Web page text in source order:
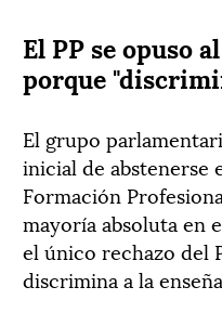
El PP se opuso
porque
El grupo
inicial de abstenerse
Formación
mayoría absoluta en
el único rechazo del
discrimina a la